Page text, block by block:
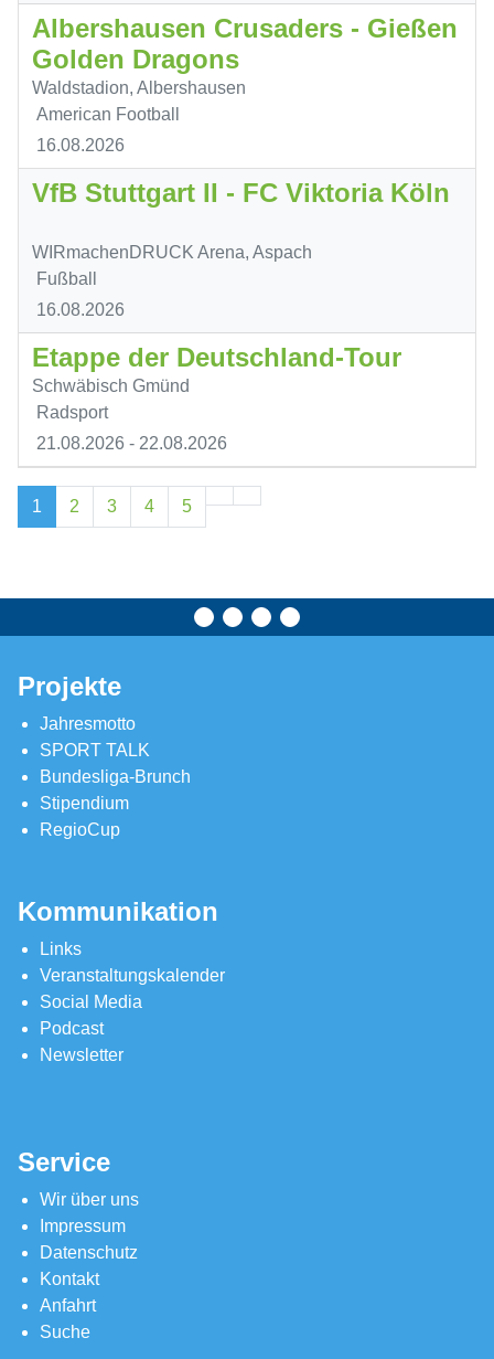
Albershausen Crusaders - Gießen
Golden Dragons
Waldstadion, Albershausen
American Football
16.08.2026
VfB Stuttgart II - FC Viktoria Köln
WIRmachenDRUCK Arena, Aspach
Fußball
16.08.2026
Etappe der Deutschland-Tour
Schwäbisch Gmünd
Radsport
21.08.2026 - 22.08.2026
1 2 3 4 5
Projekte
Jahresmotto
SPORT TALK
Bundesliga-Brunch
Stipendium
RegioCup
Kommunikation
Links
Veranstaltungskalender
Social Media
Podcast
Newsletter
Service
Wir über uns
Impressum
Datenschutz
Kontakt
Anfahrt
Suche